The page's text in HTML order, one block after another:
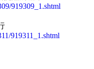
919309_1.shtml
919311_1.shtml